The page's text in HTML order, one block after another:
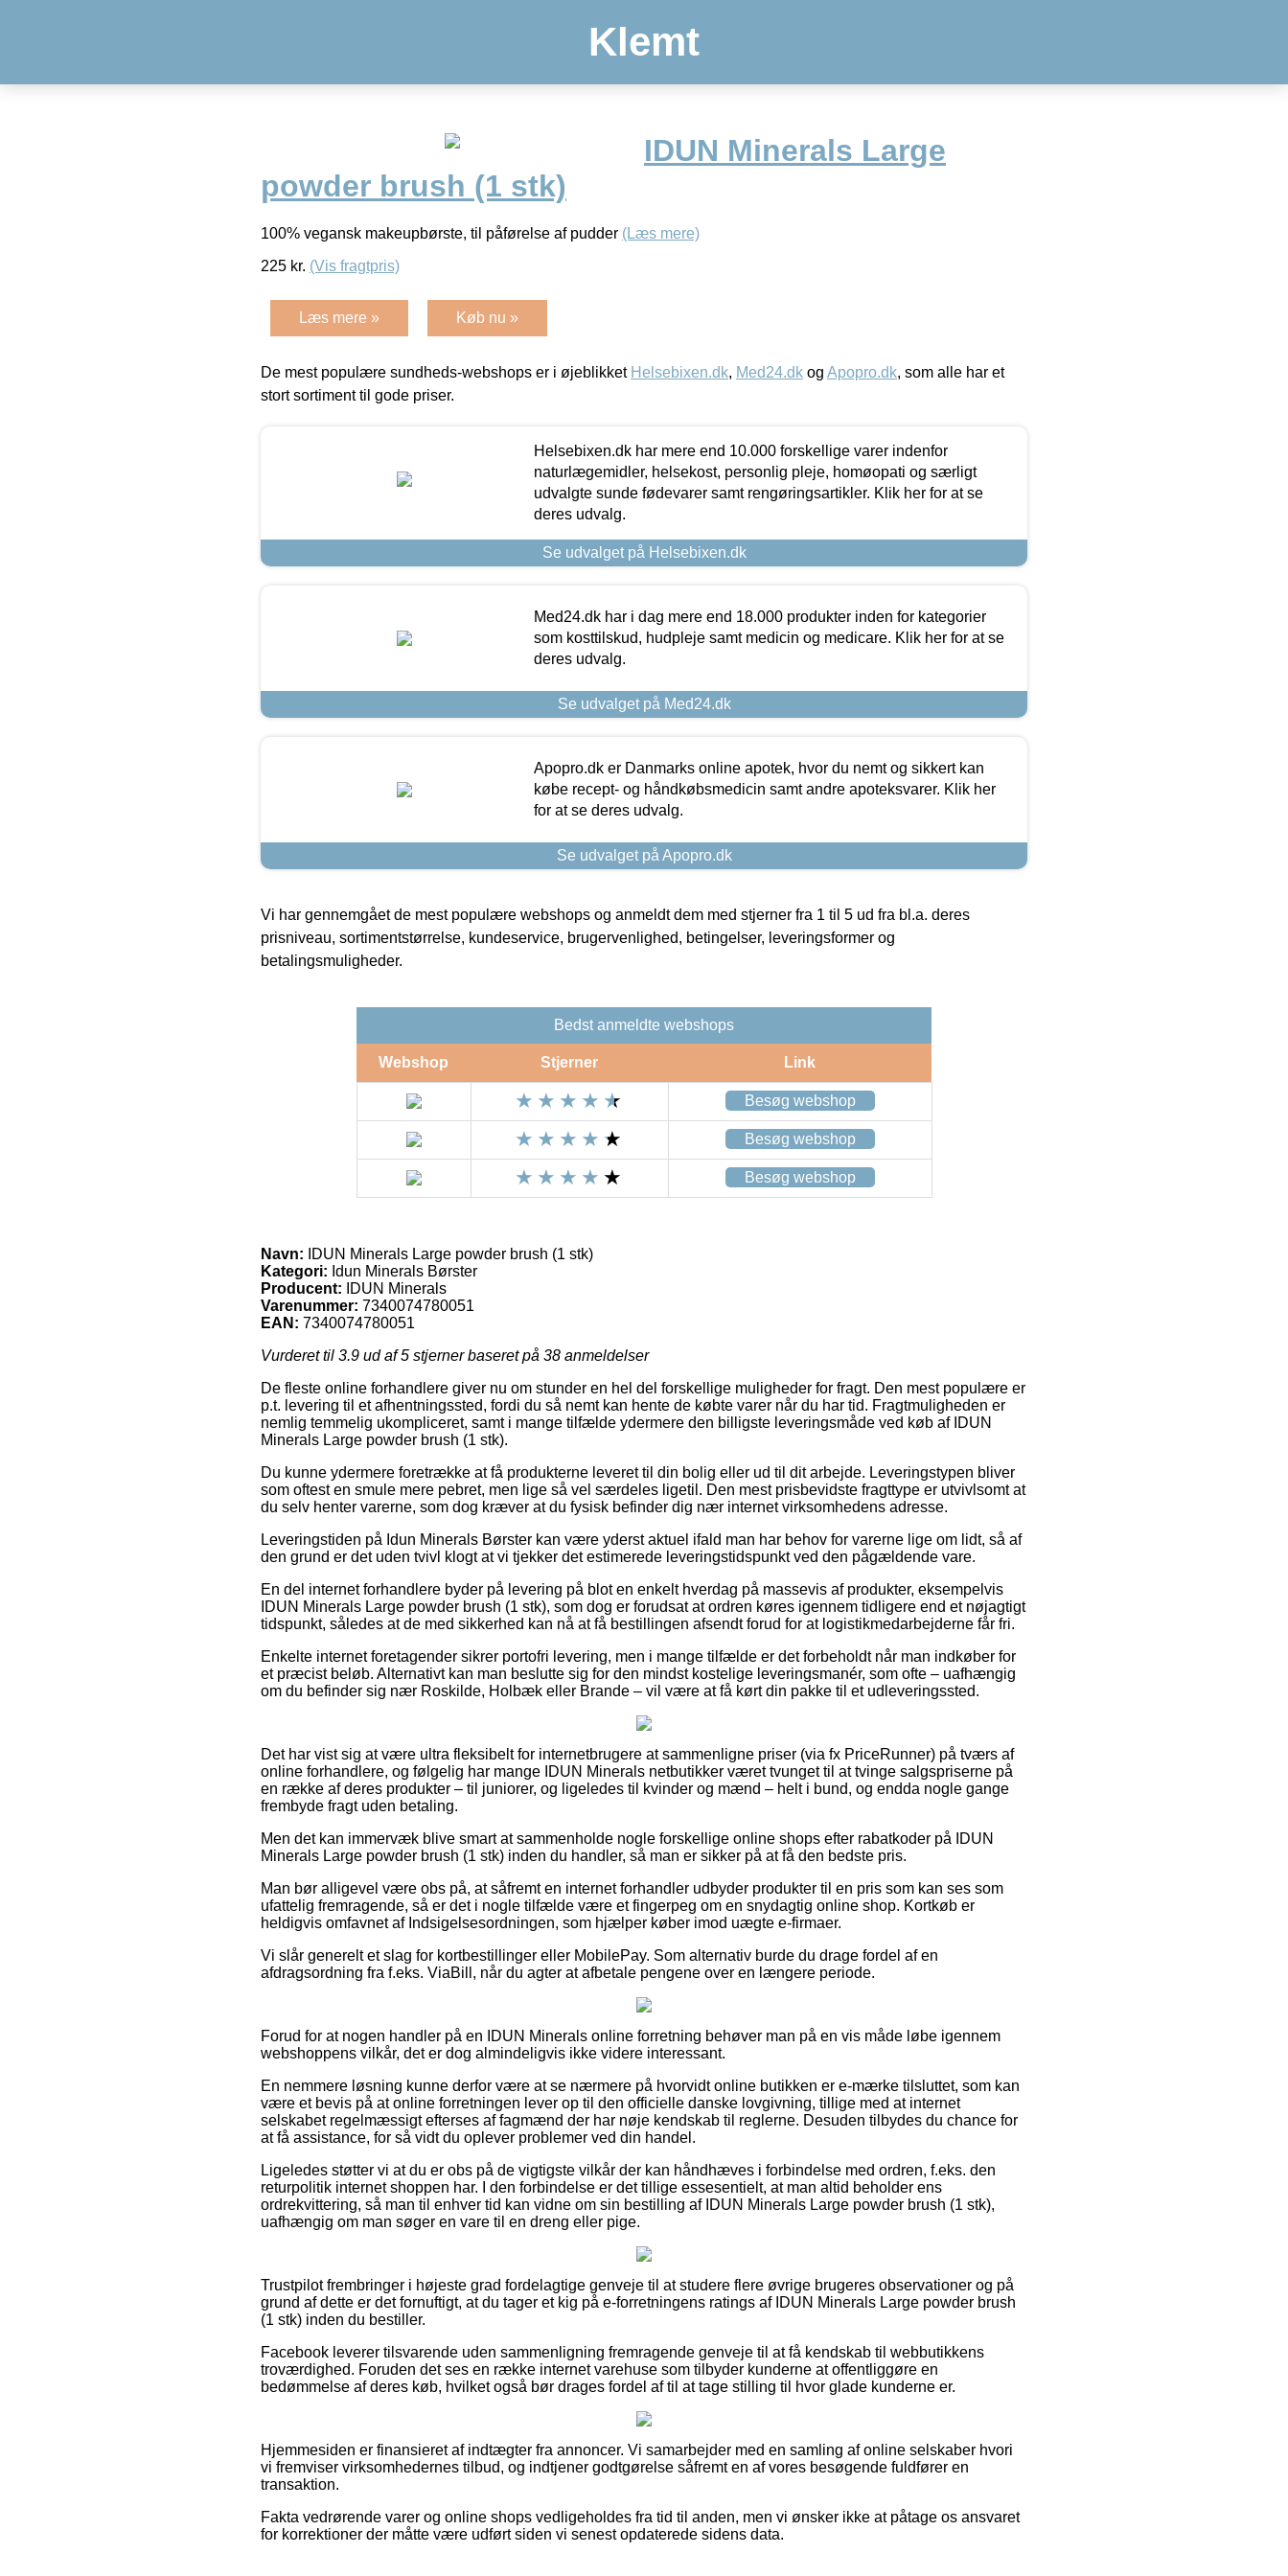
Klemt
IDUN Minerals Large
powder brush (1 stk)
100% vegansk makeupbørste, til påførelse af pudder (Læs mere)
225 kr. (Vis fragtpris)
Læs mere » Køb nu »
De mest populære sundheds-webshops er i øjeblikket Helsebixen.dk, Med24.dk og Apopro.dk, som alle har et
stort sortiment til gode priser.
Helsebixen.dk har mere end 10.000 forskellige varer indenfor
naturlægemidler, helsekost, personlig pleje, homøopati og særligt
udvalgte sunde fødevarer samt rengøringsartikler. Klik her for at se
deres udvalg.
Se udvalget på Helsebixen.dk
Med24.dk har i dag mere end 18.000 produkter inden for kategorier
som kosttilskud, hudpleje samt medicin og medicare. Klik her for at se
deres udvalg.
Se udvalget på Med24.dk
Apopro.dk er Danmarks online apotek, hvor du nemt og sikkert kan
købe recept- og håndkøbsmedicin samt andre apoteksvarer. Klik her
for at se deres udvalg.
Se udvalget på Apopro.dk
Vi har gennemgået de mest populære webshops og anmeldt dem med stjerner fra 1 til 5 ud fra bl.a. deres
prisniveau, sortimentstørrelse, kundeservice, brugervenlighed, betingelser, leveringsformer og
betalingsmuligheder.
Bedst anmeldte webshops
Webshop Stjerner Link
Besøg webshop
Besøg webshop
Besøg webshop
Navn: IDUN Minerals Large powder brush (1 stk)
Kategori: Idun Minerals Børster
Producent:
IDUN Minerals
Varenummer: 7340074780051
EAN: 7340074780051
Vurderet til 3.9 ud af 5 stjerner baseret på 38 anmeldelser
De fleste online forhandlere giver nu om stunder en hel del forskellige muligheder for fragt. Den mest populære er
p.t. levering til et afhentningssted, fordi du så nemt kan hente de købte varer når du har tid. Fragtmuligheden er
nemlig temmelig ukompliceret, samt i mange tilfælde ydermere den billigste leveringsmåde ved køb af IDUN
Minerals Large powder brush (1 stk).
Du kunne ydermere foretrække at få produkterne leveret til din bolig eller ud til dit arbejde. Leveringstypen bliver
som oftest en smule mere pebret, men lige så vel særdeles ligetil. Den mest prisbevidste fragttype er utvivlsomt at
du selv henter varerne, som dog kræver at du fysisk befinder dig nær internet virksomhedens adresse.
Leveringstiden på Idun Minerals Børster kan være yderst aktuel ifald man har behov for varerne lige om lidt, så af
den grund er det uden tvivl klogt at vi tjekker det estimerede leveringstidspunkt ved den pågældende vare.
En del internet forhandlere byder på levering på blot en enkelt hverdag på massevis af produkter, eksempelvis
IDUN Minerals Large powder brush (1 stk), som dog er forudsat at ordren køres igennem tidligere end et nøjagtigt
tidspunkt, således at de med sikkerhed kan nå at få bestillingen afsendt forud for at logistikmedarbejderne får fri.
Enkelte internet foretagender sikrer portofri levering, men i mange tilfælde er det forbeholdt når man indkøber for
et præcist beløb. Alternativt kan man beslutte sig for den mindst kostelige leveringsmanér, som ofte – uafhængig
om du befinder sig nær Roskilde, Holbæk eller Brande – vil være at få kørt din pakke til et udleveringssted.
Det har vist sig at være ultra fleksibelt for internetbrugere at sammenligne priser (via fx PriceRunner) på tværs af
online forhandlere, og følgelig har mange IDUN Minerals netbutikker været tvunget til at tvinge salgspriserne på
en række af deres produkter – til juniorer, og ligeledes til kvinder og mænd – helt i bund, og endda nogle gange
frembyde fragt uden betaling.
Men det kan immervæk blive smart at sammenholde nogle forskellige online shops efter rabatkoder på IDUN
Minerals Large powder brush (1 stk) inden du handler, så man er sikker på at få den bedste pris.
Man bør alligevel være obs på, at såfremt en internet forhandler udbyder produkter til en pris som kan ses som
ufattelig fremragende, så er det i nogle tilfælde være et fingerpeg om en snydagtig online shop. Kortkøb er
heldigvis omfavnet af Indsigelsesordningen, som hjælper køber imod uægte e-firmaer.
Vi slår generelt et slag for kortbestillinger eller MobilePay. Som alternativ burde du drage fordel af en
afdragsordning fra f.eks. ViaBill, når du agter at afbetale pengene over en længere periode.
Forud for at nogen handler på en IDUN Minerals online forretning behøver man på en vis måde løbe igennem
webshoppens vilkår, det er dog almindeligvis ikke videre interessant.
En nemmere løsning kunne derfor være at se nærmere på hvorvidt online butikken er e-mærke tilsluttet, som kan
være et bevis på at online forretningen lever op til den officielle danske lovgivning, tillige med at internet
selskabet regelmæssigt efterses af fagmænd der har nøje kendskab til reglerne. Desuden tilbydes du chance for
at få assistance, for så vidt du oplever problemer ved din handel.
Ligeledes støtter vi at du er obs på de vigtigste vilkår der kan håndhæves i forbindelse med ordren, f.eks. den
returpolitik internet shoppen har. I den forbindelse er det tillige essesentielt, at man altid beholder ens
ordrekvittering, så man til enhver tid kan vidne om sin bestilling af IDUN Minerals Large powder brush (1 stk),
uafhængig om man søger en vare til en dreng eller pige.
Trustpilot frembringer i højeste grad fordelagtige genveje til at studere flere øvrige brugeres observationer og på
grund af dette er det fornuftigt, at du tager et kig på e-forretningens ratings af IDUN Minerals Large powder brush
(1 stk) inden du bestiller.
Facebook leverer tilsvarende uden sammenligning fremragende genveje til at få kendskab til webbutikkens
troværdighed. Foruden det ses en række internet varehuse som tilbyder kunderne at offentliggøre en
bedømmelse af deres køb, hvilket også bør drages fordel af til at tage stilling til hvor glade kunderne er.
Hjemmesiden er finansieret af indtægter fra annoncer. Vi samarbejder med en samling af online selskaber hvori
vi fremviser virksomhedernes tilbud, og indtjener godtgørelse såfremt en af vores besøgende fuldfører en
transaktion.
Fakta vedrørende varer og online shops vedligeholdes fra tid til anden, men vi ønsker ikke at påtage os ansvaret
for korrektioner der måtte være udført siden vi senest opdaterede sidens data.